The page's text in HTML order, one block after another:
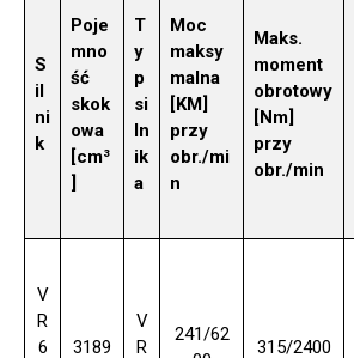
S
il
ni
k
Poje
mno
ść
skok
owa
[cm³
T
y
p
si
ln
ik
a
Moc
maksy
malna
[KM]
przy
obr./mi
n
Maks.
moment
obrotowy
[Nm]
przy
obr./min
V
R
6
3189
V
R
241/62
315/2400